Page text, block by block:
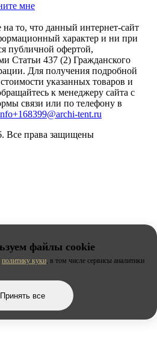
файлы cookie
политику куки, в том числе сервисы аналитики
Принять все
мне
то, что данный интернет-сайт
характер и ни при
публичной офертой,
Статьи 437 (2) Гражданского
Для получения подробной
указанных товаров и
к менеджеру сайта с
связи или по телефону в
tent.ru
Все права защищены